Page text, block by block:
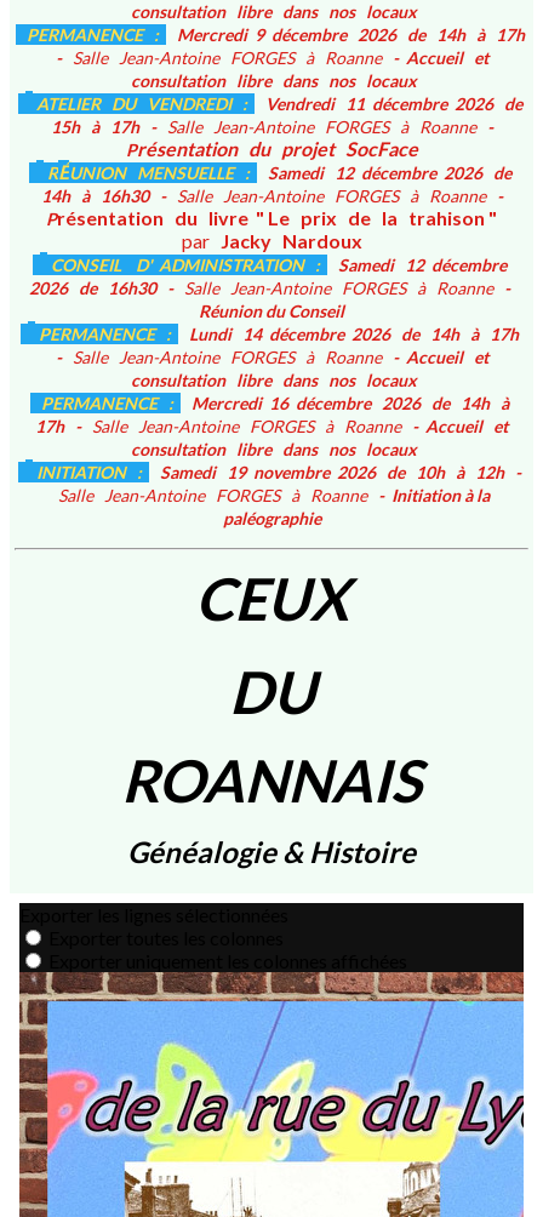
consultation libre dans nos locaux
PERMANENCE :
Mercredi 9 décembre 2026 de 14h à 17h
- Salle Jean-Antoine FORGES à Roanne- Accueil et
consultation libre dans nos locaux
ATELIER DU VENDREDI :
Vendredi 11 décembre 2026 de
15h à 17h - Salle Jean-Antoine FORGES à Roanne-
Présentation du projet SocFace
RÉUNION MENSUELLE :
Samedi 12 décembre 2026 de
14h à 16h30 - Salle Jean-Antoine FORGES à Roanne-
Présentation du livre " Le prix de la trahison "
par Jacky Nardoux
CONSEIL D' ADMINISTRATION :
Samedi 12 décembre
2026 de 16h30 - Salle Jean-Antoine FORGES à Roanne-
Réunion du Conseil
PERMANENCE :
Lundi 14 décembre 2026 de 14h à 17h
- Salle Jean-Antoine FORGES à Roanne- Accueil et
consultation libre dans nos locaux
PERMANENCE :
Mercredi 16 décembre 2026 de 14h à
17h - Salle Jean-Antoine FORGES à Roanne- Accueil et
consultation libre dans nos locaux
INITIATION :
Samedi 19 novembre 2026 de 10h à 12h -
Salle Jean-Antoine FORGES à Roanne- Initiation à la
paléographie
CEUX
DU
ROANNAIS
Généalogie & Histoire